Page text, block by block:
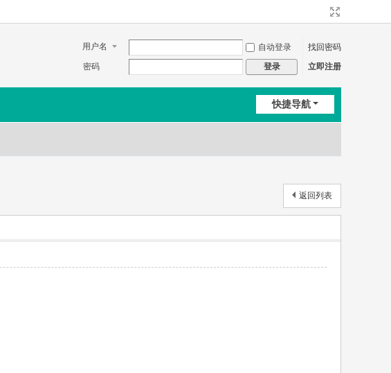
用户名 自动登录
找回密码
密码
登录 立即注册
快捷导航
返回列表